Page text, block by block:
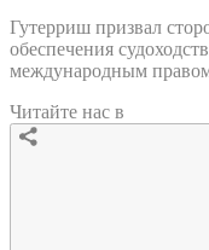
Гутерриш призвал
обеспечения
международным
Читайте нас в